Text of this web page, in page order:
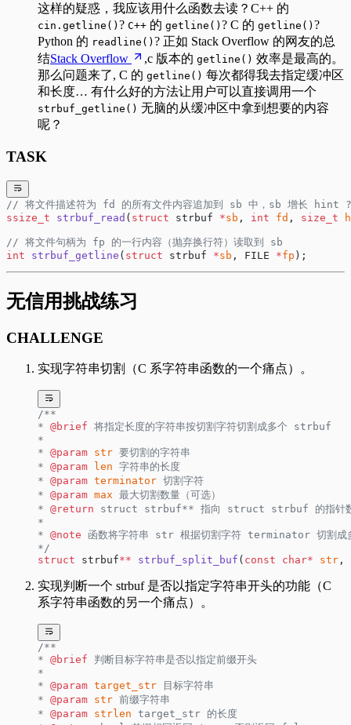
这样的疑惑，我应该用什么函数去读？C++ 的
cin.getline() ? C++ 的 getline() ? C 的 getline() ?
Python 的 readline() ? 正如 Stack Overflow 的网友的总
结Stack Overflow ,c 版本的 getline() 效率是最高的。
那么问题来了, C 的 getline() 每次都得我去指定缓冲区
和长度… 有什么好的方法让用户可以直接调用一个
strbuf_getline() 无脑的从缓冲区中拿到想要的内容
呢？
TASK
// 将文件描述符为 fd 的所有文件内容追加到 sb 中，sb 增长
ssize_t strbuf_read ( struct strbuf *sb , int fd , size_t
// 将文件句柄为 fp 的一行内容（抛弃换行符）读取到 sb
int strbuf_getline ( struct strbuf *sb , FILE *fp );
无信用挑战练习
CHALLENGE
实现字符串切割（C 系字符串函数的一个痛点）。
/**
* @brief 将指定长度的字符串按切割字符切割成多个 strbuf
*
* @param str 要切割的字符串
* @param len 字符串的长度
* @param terminator 切割字符
* @param max 最大切割数量（可选）
* @return struct strbuf** 指向 struct strbuf 的指针数组
*
* @note 函数将字符串 str 根据切割字符 terminator 切割成
*/
struct strbuf** strbuf_split_buf ( const char* str ,
实现判断一个 strbuf 是否以指定字符串开头的功能（C
系字符串函数的另一个痛点）。
/**
* @brief 判断目标字符串是否以指定前缀开头
*
* @param target_str 目标字符串
* @param str 前缀字符串
* @param strlen target_str 的长度